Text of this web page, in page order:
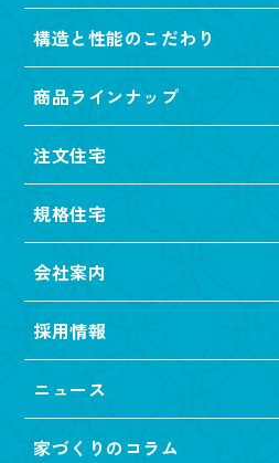
構造と性能のこだわり
商品ラインナップ
注文住宅
規格住宅
会社案内
採用情報
ニュース
家づくりのコラム